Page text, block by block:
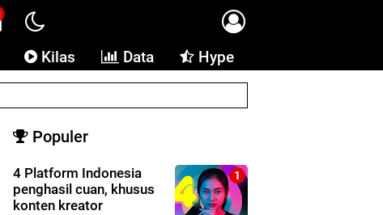
Kilas Data Hype
Populer
4 Platform Indonesia
penghasil cuan, khusus
konten kreator